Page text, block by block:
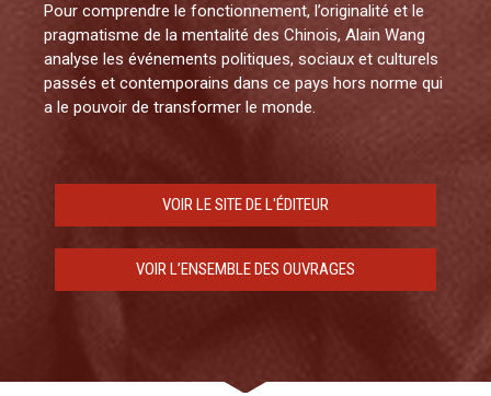
Pour comprendre le fonctionnement, l’originalité et le
pragmatisme de la mentalité des Chinois, Alain Wang
analyse les événements politiques, sociaux et culturels
passés et contemporains dans ce pays hors norme qui
a le pouvoir de transformer le monde.
VOIR LE SITE DE L'ÉDITEUR
VOIR L’ENSEMBLE DES OUVRAGES